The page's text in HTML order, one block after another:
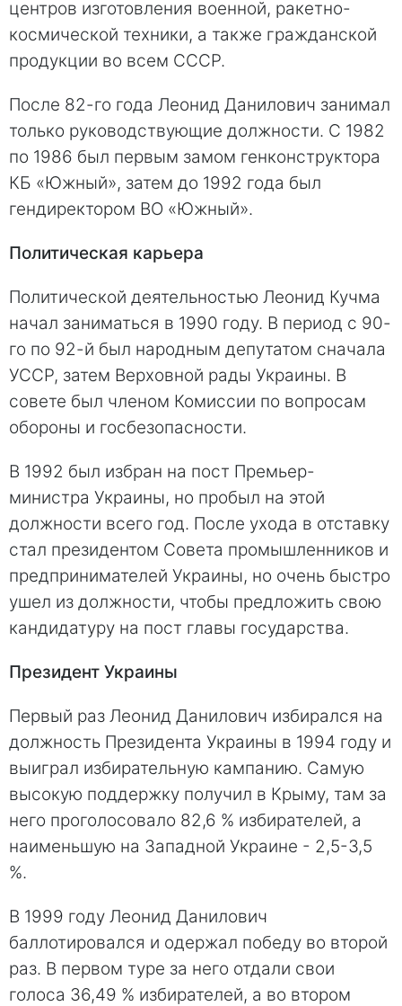
центров изготовления военной, ракетно-
космической техники, а также гражданской
продукции во всем СССР.
После 82-го года Леонид Данилович занимал
только руководствующие должности. С 1982
по 1986 был первым замом генконструктора
КБ «Южный», затем до 1992 года был
гендиректором ВО «Южный».
Политическая карьера
Политической деятельностью Леонид Кучма
начал заниматься в 1990 году. В период с 90-
го по 92-й был народным депутатом сначала
УССР, затем Верховной рады Украины. В
совете был членом Комиссии по вопросам
обороны и госбезопасности.
В 1992 был избран на пост Премьер-
министра Украины, но пробыл на этой
должности всего год. После ухода в отставку
стал президентом Совета промышленников и
предпринимателей Украины, но очень быстро
ушел из должности, чтобы предложить свою
кандидатуру на пост главы государства.
Президент Украины
Первый раз Леонид Данилович избирался на
должность Президента Украины в 1994 году и
выиграл избирательную кампанию. Самую
высокую поддержку получил в Крыму, там за
него проголосовало 82,6 % избирателей, а
наименьшую на Западной Украине - 2,5-3,5
%.
В 1999 году Леонид Данилович
баллотировался и одержал победу во второй
раз. В первом туре за него отдали свои
голоса 36,49 % избирателей, а во втором